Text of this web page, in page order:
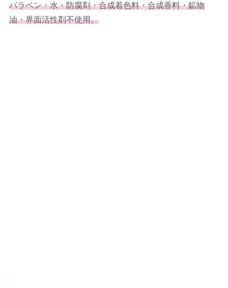
パラベン・水・防腐剤・合成着色料・合成香料・鉱物
油・界面活性剤不使用。